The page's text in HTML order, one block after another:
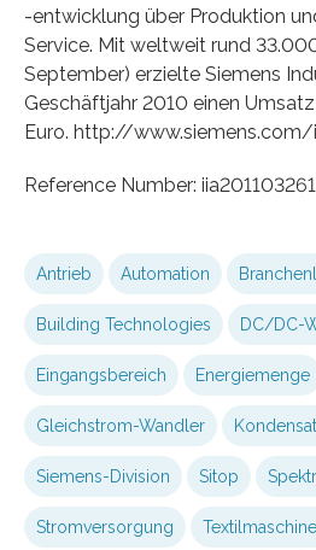
-entwicklung über Produktion
Service. Mit weltweit rund
September) erzielte Siemens
Geschäftjahr 2010 einen
Euro. http://
Reference Number:
Antrieb Automation
Building Technologies DC/DC-
Eingangsbereich Energiemenge
Gleichstrom-Wandler
Siemens-Division Sitop
Stromversorgung